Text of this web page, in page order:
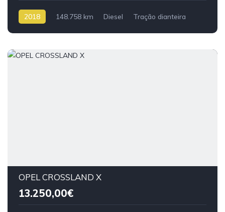
2018 148.758 km Diesel Tração dianteira
OPEL CROSSLAND X
13.250,00€